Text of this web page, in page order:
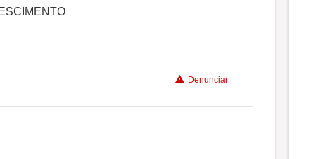
com a vida familiar
Denunciar